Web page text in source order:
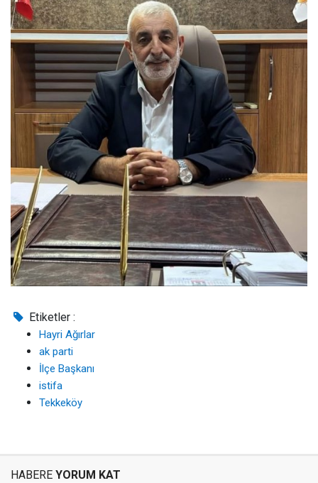
Etiketler :
Hayri Ağırlar
ak parti
İlçe Başkanı
istifa
Tekkeköy
HABERE YORUM KAT